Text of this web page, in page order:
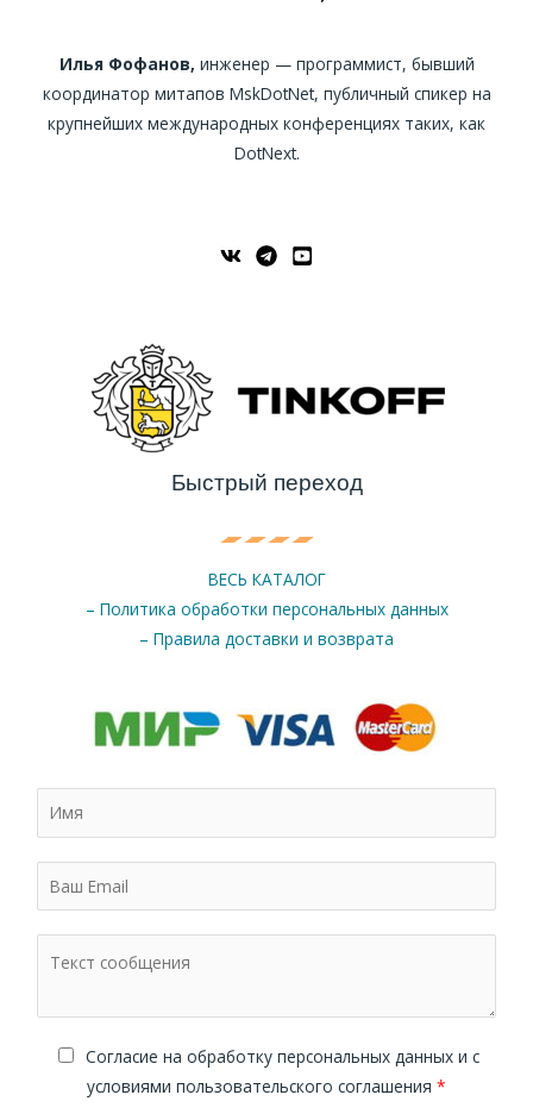
Илья Фофанов, инженер — программист, бывший
координатор митапов MskDotNet, публичный спикер на
крупнейших международных конференциях таких, как
DotNext.
Быстрый переход
ВЕСЬ КАТАЛОГ
– Политика обработки персональных данных
– Правила доставки и возврата
Cогласие на обработку персональных данных и с
условиями пользовательского соглашения *